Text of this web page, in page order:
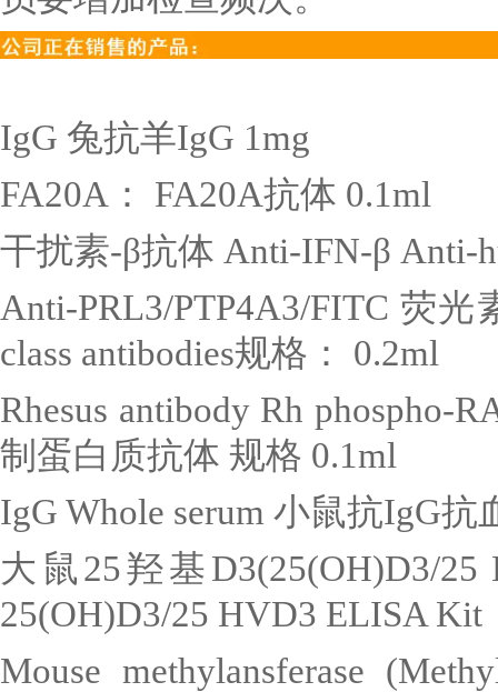
IgG 兔抗羊IgG 1mg
FA20A ： FA20A抗体 0.1ml
干扰素-β抗体 Anti-IFN-β Anti-
Anti-PRL3/PTP4A3/FITC 荧光
class antibodies规格：
0.2ml
Rhesus antibody Rh phospho-
制蛋白质抗体 规格 0.1ml
IgG Whole serum 小鼠抗IgG抗
大鼠25羟基D3(25(OH)D3/
25(OH)D3/25 HVD3 ELISA Kit
Mouse methylansferase